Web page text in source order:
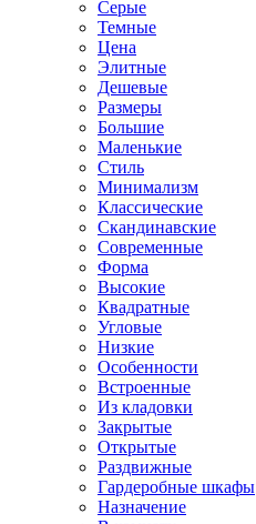
Серые
Темные
Цена
Элитные
Дешевые
Размеры
Большие
Маленькие
Стиль
Минимализм
Классические
Скандинавские
Современные
Форма
Высокие
Квадратные
Угловые
Низкие
Особенности
Встроенные
Из кладовки
Закрытые
Открытые
Раздвижные
Гардеробные шкафы
Назначение